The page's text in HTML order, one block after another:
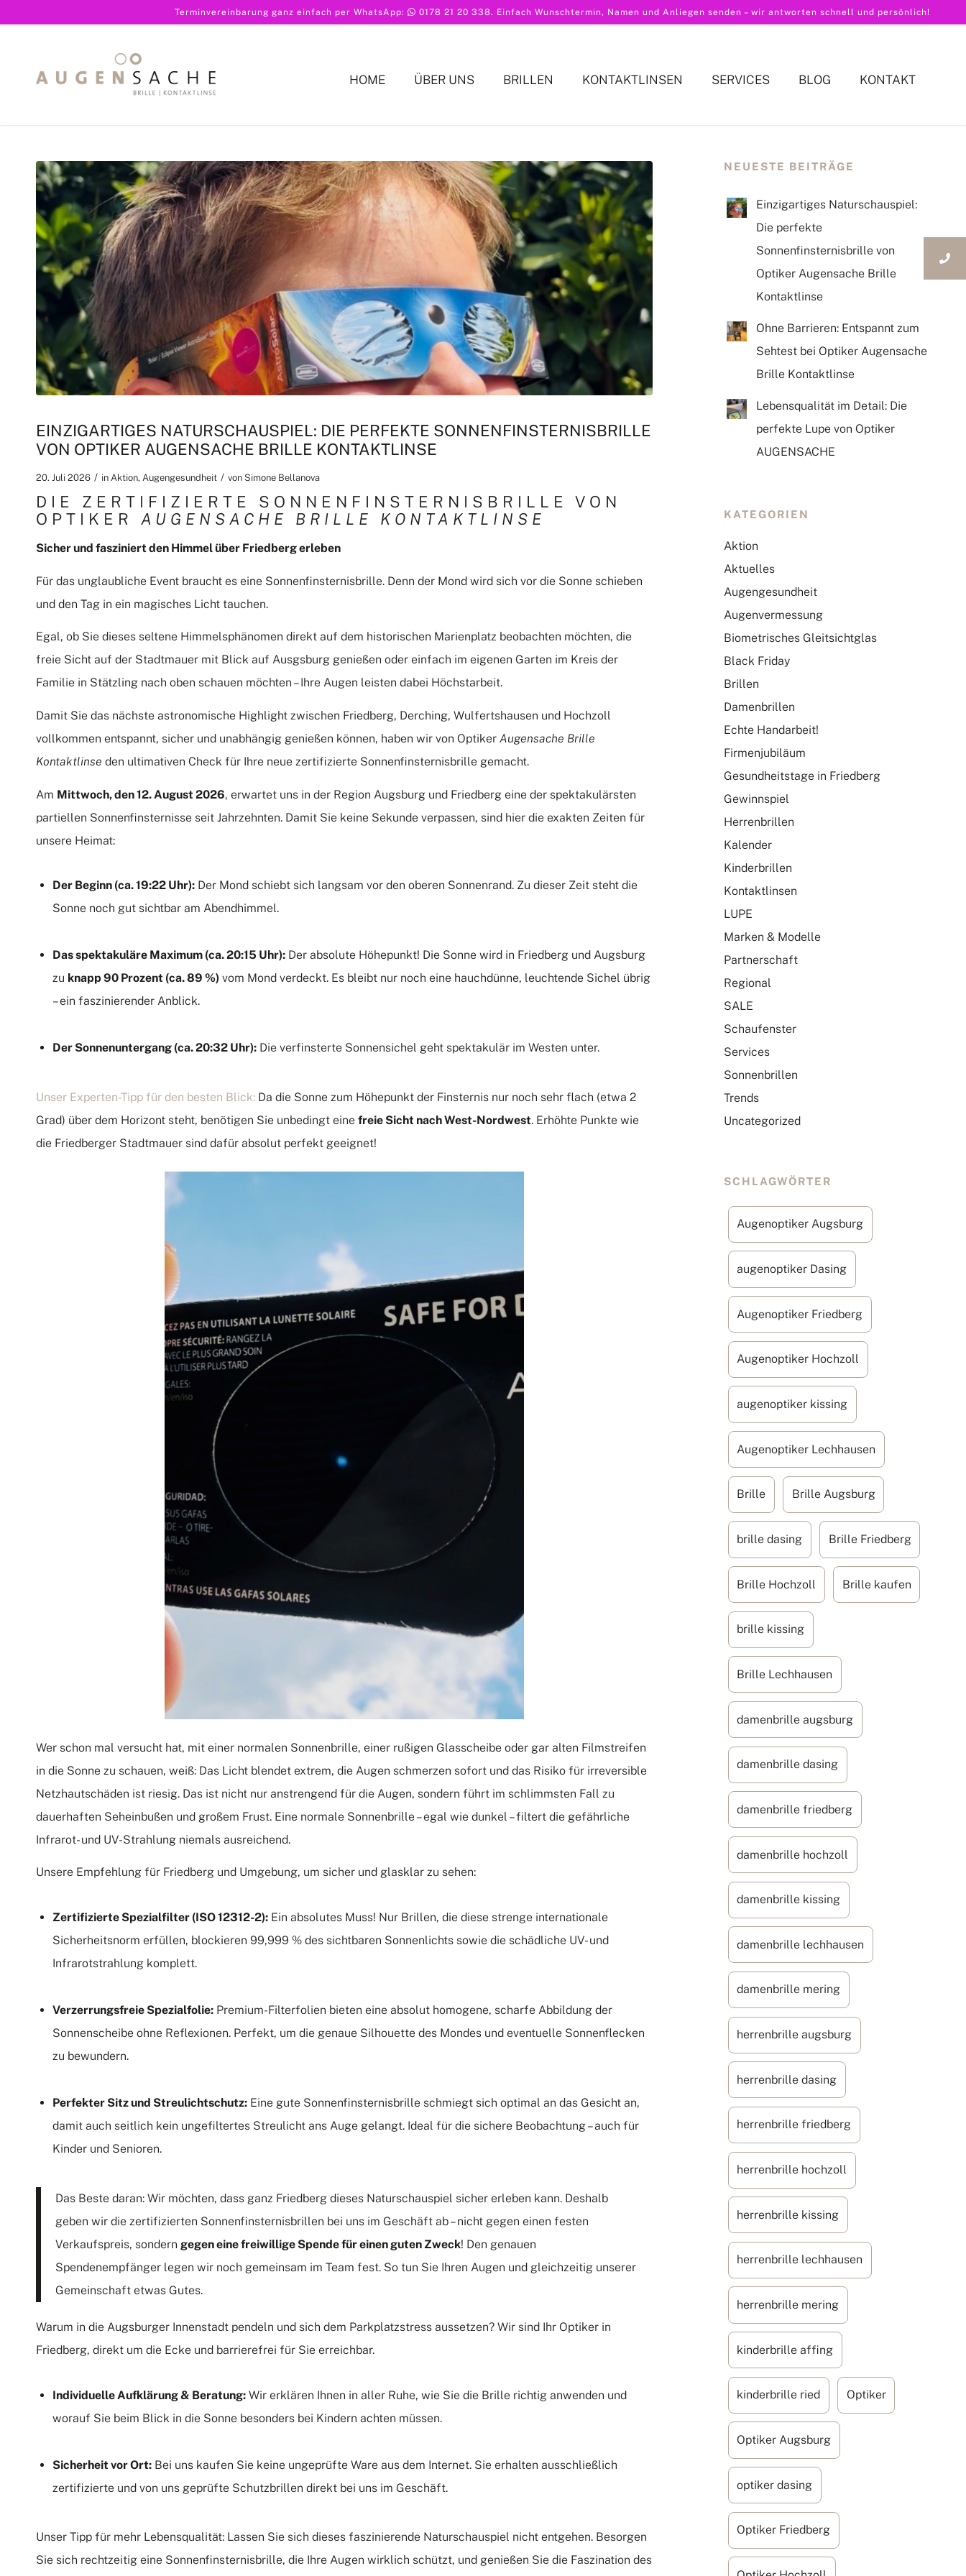
Terminvereinbarung ganz einfach per WhatsApp: 0178 21 20 338. Einfach Wunschtermin, Namen und Anliegen senden – wir antworten schnell und persönlich!
HOME ÜBER UNS BRILLEN KONTAKTLINSEN SERVICES BLOG KONTAKT
EINZIGARTIGES NATURSCHAUSPIEL: DIE PERFEKTE SONNENFINSTERNISBRILLE
VON OPTIKER AUGENSACHE BRILLE KONTAKTLINSE
20. Juli 2026 / in Aktion, Augengesundheit / von Simone Bellanova
DIE ZERTIFIZIERTE SONNENFINSTERNISBRILLE VON
OPTIKER AUGENSACHE BRILLE KONTAKTLINSE
Sicher und fasziniert den Himmel über Friedberg erleben
Für das unglaubliche Event braucht es eine Sonnenfinsternisbrille. Denn der Mond wird sich vor die Sonne schieben
und den Tag in ein magisches Licht tauchen.
Egal, ob Sie dieses seltene Himmelsphänomen direkt auf dem historischen Marienplatz beobachten möchten, die
freie Sicht auf der Stadtmauer mit Blick auf Ausgsburg genießen oder einfach im eigenen Garten im Kreis der
Familie in Stätzling nach oben schauen möchten – Ihre Augen leisten dabei Höchstarbeit.
Damit Sie das nächste astronomische Highlight zwischen Friedberg, Derching, Wulfertshausen und Hochzoll
vollkommen entspannt, sicher und unabhängig genießen können, haben wir von Optiker Augensache Brille
Kontaktlinse den ultimativen Check für Ihre neue zertifizierte Sonnenfinsternisbrille gemacht.
Am Mittwoch, den 12. August 2026, erwartet uns in der Region Augsburg und Friedberg eine der spektakulärsten
partiellen Sonnenfinsternisse seit Jahrzehnten. Damit Sie keine Sekunde verpassen, sind hier die exakten Zeiten für
unsere Heimat:
Der Beginn (ca.19:22 Uhr): Der Mond schiebt sich langsam vor den oberen Sonnenrand. Zu dieser Zeit steht die
Sonne noch gut sichtbar am Abendhimmel.
Das spektakuläre Maximum (ca. 20:15 Uhr): Der absolute Höhepunkt! Die Sonne wird in Friedberg und Augsburg
zu knapp 90 Prozent (ca.89 %) vom Mond verdeckt. Es bleibt nur noch eine hauchdünne, leuchtende Sichel übrig
– ein faszinierender Anblick.
Der Sonnenuntergang (ca.20:32 Uhr): Die verfinsterte Sonnensichel geht spektakulär im Westen unter.
Unser Experten-Tipp für den besten Blick: Da die Sonne zum Höhepunkt der Finsternis nur noch sehr flach (etwa 2
Grad) über dem Horizont steht, benötigen Sie unbedingt eine freie Sicht nach West-Nordwest. Erhöhte Punkte wie
die Friedberger Stadtmauer sind dafür absolut perfekt geeignet!
Wer schon mal versucht hat, mit einer normalen Sonnenbrille, einer rußigen Glasscheibe oder gar alten Filmstreifen
in die Sonne zu schauen, weiß: Das Licht blendet extrem, die Augen schmerzen sofort und das Risiko für irreversible
Netzhautschäden ist riesig. Das ist nicht nur anstrengend für die Augen, sondern führt im schlimmsten Fall zu
dauerhaften Seheinbußen und großem Frust. Eine normale Sonnenbrille – egal wie dunkel – filtert die gefährliche
Infrarot- und UV-Strahlung niemals ausreichend.
Unsere Empfehlung für Friedberg und Umgebung, um sicher und glasklar zu sehen:
Zertifizierte Spezialfilter (ISO 12312-2): Ein absolutes Muss! Nur Brillen, die diese strenge internationale
Sicherheitsnorm erfüllen, blockieren 99,999 % des sichtbaren Sonnenlichts sowie die schädliche UV- und
Infrarotstrahlung komplett.
Verzerrungsfreie Spezialfolie: Premium-Filterfolien bieten eine absolut homogene, scharfe Abbildung der
Sonnenscheibe ohne Reflexionen. Perfekt, um die genaue Silhouette des Mondes und eventuelle Sonnenflecken
zu bewundern.
Perfekter Sitz und Streulichtschutz: Eine gute Sonnenfinsternisbrille schmiegt sich optimal an das Gesicht an,
damit auch seitlich kein ungefiltertes Streulicht ans Auge gelangt. Ideal für die sichere Beobachtung – auch für
Kinder und Senioren.
Das Beste daran: Wir möchten, dass ganz Friedberg dieses Naturschauspiel sicher erleben kann. Deshalb
geben wir die zertifizierten Sonnenfinsternisbrillen bei uns im Geschäft ab – nicht gegen einen festen
Verkaufspreis, sondern gegen eine freiwillige Spende für einen guten Zweck! Den genauen
Spendenempfänger legen wir noch gemeinsam im Team fest. So tun Sie Ihren Augen und gleichzeitig unserer
Gemeinschaft etwas Gutes.
Warum in die Augsburger Innenstadt pendeln und sich dem Parkplatzstress aussetzen? Wir sind Ihr Optiker in
Friedberg, direkt um die Ecke und barrierefrei für Sie erreichbar.
Individuelle Aufklärung & Beratung: Wir erklären Ihnen in aller Ruhe, wie Sie die Brille richtig anwenden und
worauf Sie beim Blick in die Sonne besonders bei Kindern achten müssen.
Sicherheit vor Ort: Bei uns kaufen Sie keine ungeprüfte Ware aus dem Internet. Sie erhalten ausschließlich
zertifizierte und von uns geprüfte Schutzbrillen direkt bei uns im Geschäft.
Unser Tipp für mehr Lebensqualität: Lassen Sie sich dieses faszinierende Naturschauspiel nicht entgehen. Besorgen
Sie sich rechtzeitig eine Sonnenfinsternisbrille, die Ihre Augen wirklich schützt, und genießen Sie die Faszination des
NEUESTE BEITRÄGE
Einzigartiges Naturschauspiel:
Die perfekte
Sonnenfinsternisbrille von
Optiker Augensache Brille
Kontaktlinse
Ohne Barrieren: Entspannt zum
Sehtest bei Optiker Augensache
Brille Kontaktlinse
Lebensqualität im Detail: Die
perfekte Lupe von Optiker
AUGENSACHE
KATEGORIEN
Aktion
Aktuelles
Augengesundheit
Augenvermessung
Biometrisches Gleitsichtglas
Black Friday
Brillen
Damenbrillen
Echte Handarbeit!
Firmenjubiläum
Gesundheitstage in Friedberg
Gewinnspiel
Herrenbrillen
Kalender
Kinderbrillen
Kontaktlinsen
LUPE
Marken & Modelle
Partnerschaft
Regional
SALE
Schaufenster
Services
Sonnenbrillen
Trends
Uncategorized
SCHLAGWÖRTER
Augenoptiker Augsburg
augenoptiker Dasing
Augenoptiker Friedberg
Augenoptiker Hochzoll
augenoptiker kissing
Augenoptiker Lechhausen
Brille Brille Augsburg
brille dasing Brille Friedberg
Brille Hochzoll Brille kaufen
brille kissing
Brille Lechhausen
damenbrille augsburg
damenbrille dasing
damenbrille friedberg
damenbrille hochzoll
damenbrille kissing
damenbrille lechhausen
damenbrille mering
herrenbrille augsburg
herrenbrille dasing
herrenbrille friedberg
herrenbrille hochzoll
herrenbrille kissing
herrenbrille lechhausen
herrenbrille mering
kinderbrille affing
kinderbrille ried Optiker
Optiker Augsburg
optiker dasing
Optiker Friedberg